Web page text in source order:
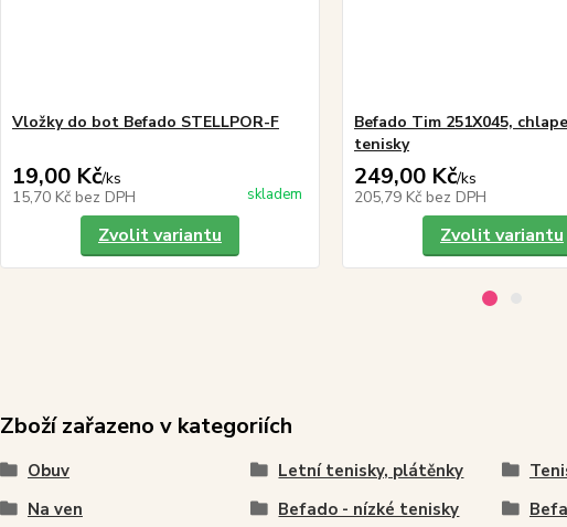
Vložky do bot Befado STELLPOR-F
19,00 Kč/ks
15,70 Kč bez DPH skladem
Zvolit variantu
Befado Tim 251X045,
tenisky
249,00 Kč/ks
205,79 Kč bez DPH
Zvolit variantu
Zboží zařazeno v kategoriích
Obuv Letní tenisky, plátěnky
Na ven
Befado - nízké tenisky